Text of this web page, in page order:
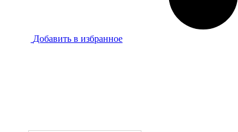
Добавить в избранное